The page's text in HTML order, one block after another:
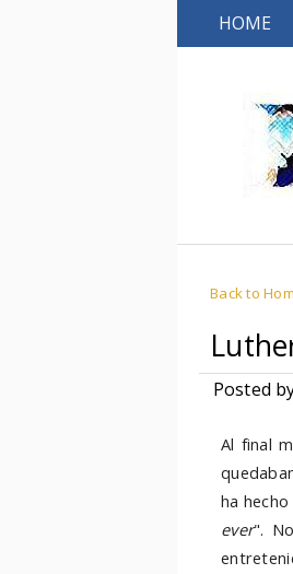
HOME
Back to
Posted
Al final
ha
ever".